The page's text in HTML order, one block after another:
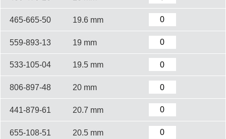
465-665-50 19.6 mm
559-893-13 19 mm
533-105-04 19.5 mm
806-897-48 20 mm
441-879-61 20.7 mm
655-108-51 20.5 mm